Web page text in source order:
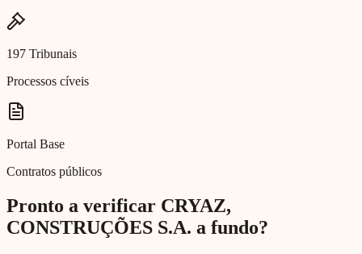
197 Tribunais
Processos cíveis
Portal Base
Contratos públicos
Pronto a verificar CRYAZ,
CONSTRUÇÕES S.A. a fundo?